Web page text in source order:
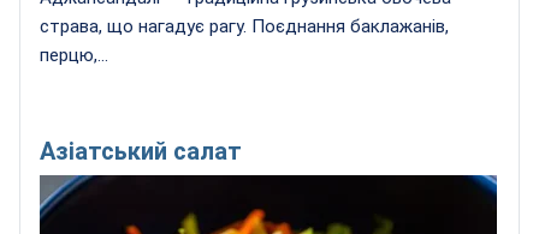
страва, що нагадує рагу. Поєднання баклажанів,
перцю,...
Азіатський салат